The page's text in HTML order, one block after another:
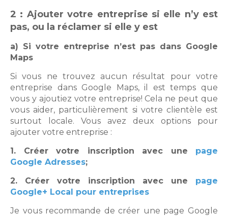
2 : Ajouter votre entreprise si elle n’y est
pas, ou la réclamer si elle y est
a) Si votre entreprise n’est pas dans Google
Maps
Si vous ne trouvez aucun résultat pour votre
entreprise dans Google Maps, il est temps que
vous y ajoutiez votre entreprise! Cela ne peut que
vous aider, particulièrement si votre clientèle est
surtout locale. Vous avez deux options pour
ajouter votre entreprise :
1. Créer votre inscription avec une page
Google Adresses;
2. Créer votre inscription avec une page
Google+ Local pour entreprises
Je vous recommande de créer une page Google